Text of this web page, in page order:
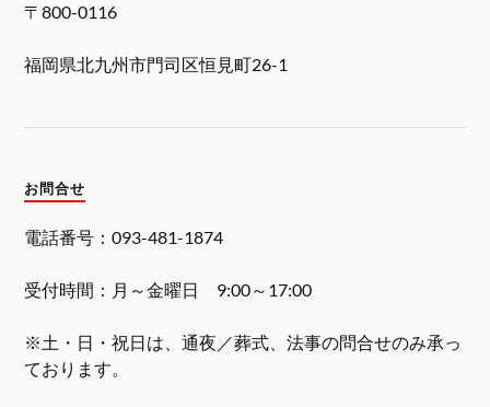
〒800-0116
福岡県北九州市門司区恒見町26-1
お問合せ
電話番号：093-481-1874
受付時間：月～金曜日 9:00～17:00
※土・日・祝日は、通夜／葬式、法事の問合せのみ承っ
ております。